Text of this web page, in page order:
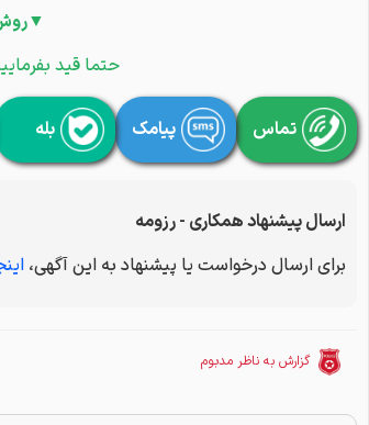
حتما قید
تماس پیامک بله
ارسال پیشنهاد همکاری - رزومه
برای ارسال درخواست یا پیشنهاد به این آگهی،
گزارش به ناظر مدبوم